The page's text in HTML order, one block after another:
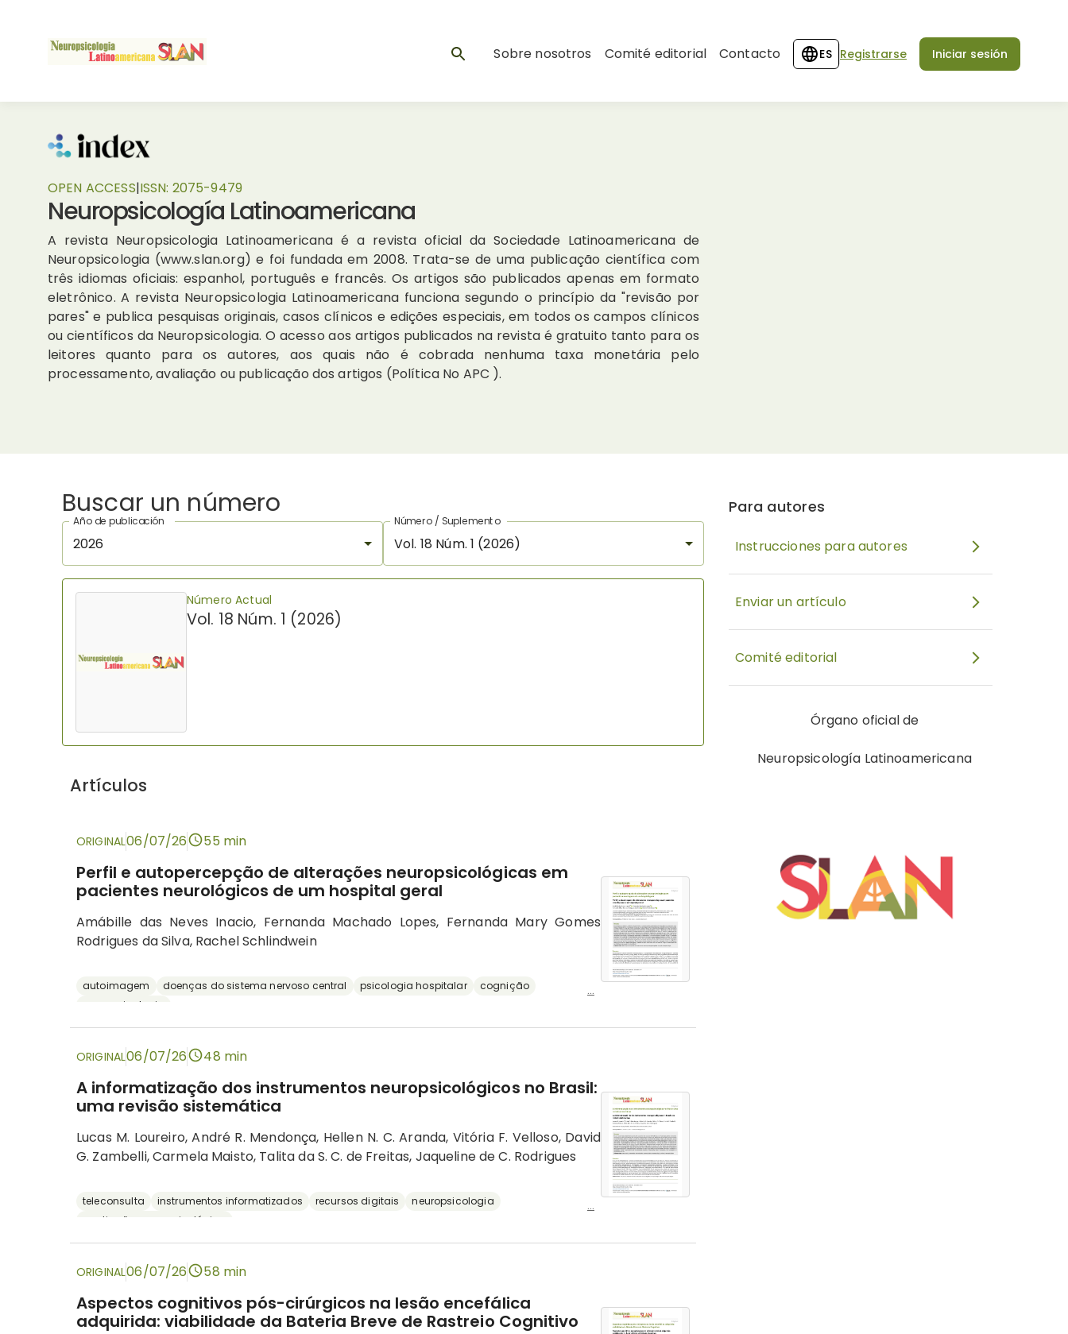
Sobre nosotros Comité editorial Contacto ES Registrarse Iniciar sesión
OPEN ACCESS|ISSN: 2075-9479
Neuropsicología Latinoamericana
A revista Neuropsicologia Latinoamericana é a revista oficial da Sociedade Latinoamericana de
Neuropsicologia (www.slan.org) e foi fundada em 2008. Trata-se de uma publicação científica com
três idiomas oficiais: espanhol, português e francês. Os artigos são publicados apenas em formato
eletrônico. A revista Neuropsicologia Latinoamericana funciona segundo o princípio da "revisão por
pares" e publica pesquisas originais, casos clínicos e edições especiais, em todos os campos clínicos
ou científicos da Neuropsicologia. O acesso aos artigos publicados na revista é gratuito tanto para os
leitores quanto para os autores, aos quais não é cobrada nenhuma taxa monetária pelo
processamento, avaliação ou publicação dos artigos (Política No APC ).
Buscar un número
Año de publicación
2026
Número / Suplemento
Vol. 18 Núm. 1 (2026)
Número Actual
Vol. 18 Núm. 1 (2026)
Artículos
ORIGINAL06/07/26 55 min
Perfil e autopercepção de alterações neuropsicológicas em
pacientes neurológicos de um hospital geral
Amábille das Neves Inacio, Fernanda Machado Lopes, Fernanda Mary Gomes
Rodrigues da Silva, Rachel Schlindwein
autoimagem doenças do sistema nervoso central psicologia hospitalar
cognição
neuropsicologia
...
ORIGINAL06/07/26 48 min
A informatização dos instrumentos neuropsicológicos no Brasil:
uma revisão sistemática
Lucas M. Loureiro, André R. Mendonça, Hellen N. C. Aranda, Vitória F. Velloso, David
G. Zambelli, Carmela Maisto, Talita da S. C. de Freitas, Jaqueline de C. Rodrigues
teleconsulta instrumentos informatizados recursos digitais
neuropsicologia
avaliação neuropsicológica
...
ORIGINAL06/07/26 58 min
Aspectos cognitivos pós-cirúrgicos na lesão encefálica
adquirida: viabilidade da Bateria Breve de Rastreio Cognitivo
Para autores
Instrucciones para autores
Enviar un artículo
Comité editorial
Órgano oficial de
Neuropsicología Latinoamericana